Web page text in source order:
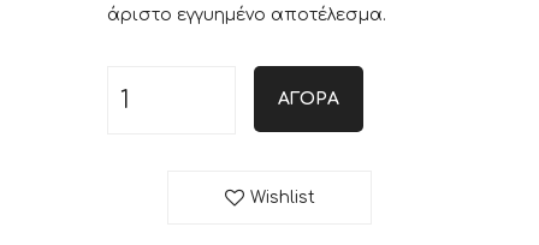
άριστο εγγυημένο αποτέλεσμα.
ΑΓΟΡΆ
Wishlist